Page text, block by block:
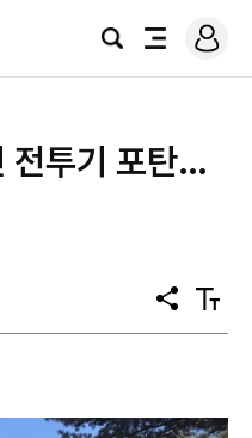
검
전
로
그
전투기 포탄…
공
유
텍
스